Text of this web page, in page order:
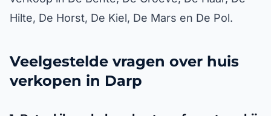
Hilte, De Horst, De Kiel, De Mars en De Pol.
Veelgestelde vragen over huis
verkopen in Darp